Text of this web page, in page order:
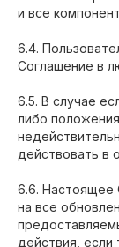
и все
6.4.
Соглашение в
6.5. В случае
либо
действовать в
6.6. Настоящее
на все
действия, если